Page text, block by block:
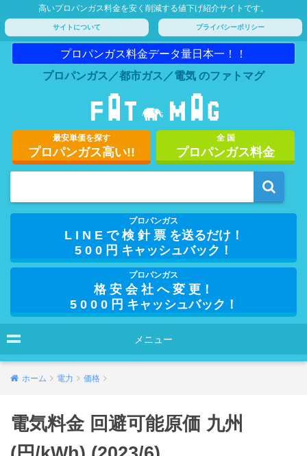
高いプロパンガス料金を安く削減する値下げ紹介サイトです。
サイトについて プライバシーポリシー
プロパンガス料金データ量日本一！！
プロパンガス／都市ガス／電気 のファトマグ
最安単価を探す
プロパンガス高い!!
全 国
プロパンガス料金
プロパンガス
L I N E で 検 針 票 を送るだけ！
5 0 0 円 キャッシュバック！
プロパンガス
格 安 会 社 へ 変 更！
5 0 0 0 円 キャッシュバック！
メニュー
ホーム 電力 価格
電気料金 回避可能原価 九州